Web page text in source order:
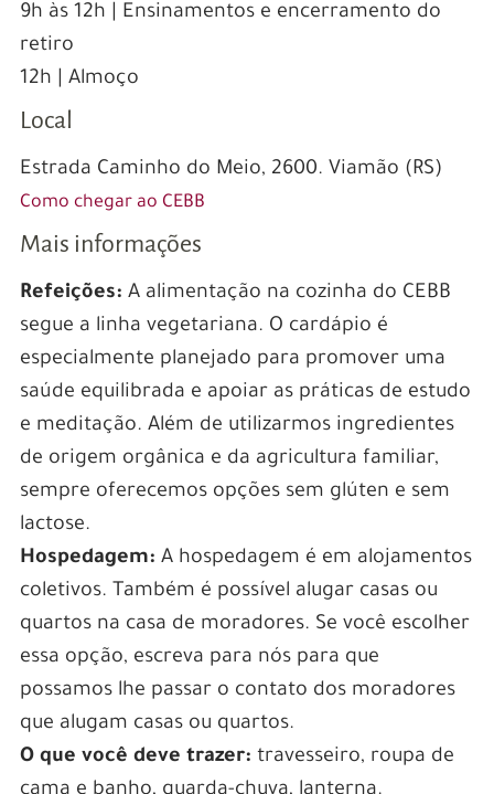
9h às 12h | Ensinamentos e encerramento do
retiro
12h | Almoço
Local
Estrada Caminho do Meio, 2600. Viamão (RS)
Como chegar ao CEBB
Mais informações
Refeições: A alimentação na cozinha do CEBB
segue a linha vegetariana. O cardápio é
especialmente planejado para promover uma
saúde equilibrada e apoiar as práticas de estudo
e meditação. Além de utilizarmos ingredientes
de origem orgânica e da agricultura familiar,
sempre oferecemos opções sem glúten e sem
lactose.
Hospedagem: A hospedagem é em alojamentos
coletivos. Também é possível alugar casas ou
quartos na casa de moradores. Se você escolher
essa opção, escreva para nós para que
possamos lhe passar o contato dos moradores
que alugam casas ou quartos.
O que você deve trazer: travesseiro, roupa de